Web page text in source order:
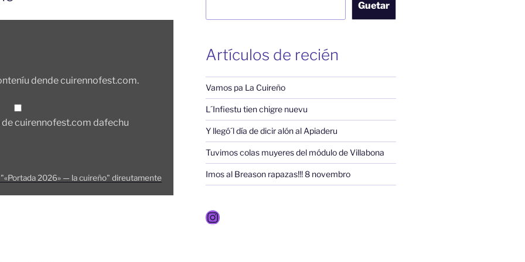
dende cuirennofest.com.
cuirennofest.com dafechu
2026» — la cuireño" direutamente
Guetar
Artículos de recién
Vamos pa La Cuireño
L´Infiestu tien chigre nuevu
Y llegó´l día de dicir alón al Apiaderu
Tuvimos colas muyeres del módulo de Villabona
Imos al Breason rapazas!!! 8 novembro
Instagram